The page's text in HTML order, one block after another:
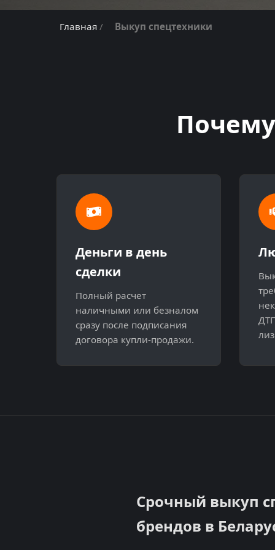
Главная / Выкуп спецтехники
Деньги в день
сделки
Полный расчет
наличными или безналом
сразу после подписания
договора купли-продажи.
Срочный выкуп
брендов в